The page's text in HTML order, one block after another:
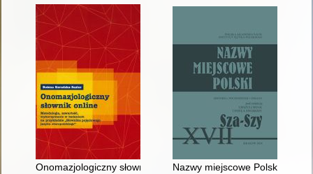
Onomazjologiczny słownik online : metodologia, zawartość,
Nazwy miejscowe Polski :